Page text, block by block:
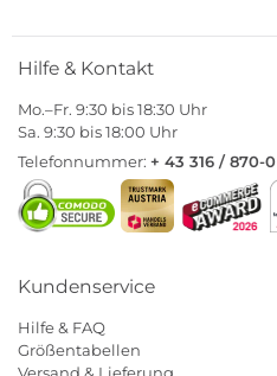
Hilfe & Kontakt
Mo.–Fr. 9:30 bis 18:30 Uhr
Sa. 9:30 bis 18:00 Uhr
Telefonnummer: + 43 316 / 870-0
Kundenservice
Hilfe & FAQ
Größentabellen